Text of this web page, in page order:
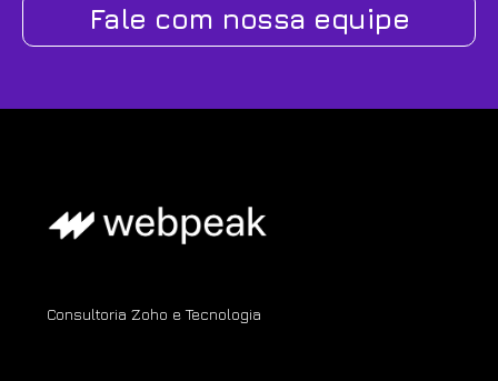
Fale com nossa equipe
Consultoria Zoho e Tecnologia